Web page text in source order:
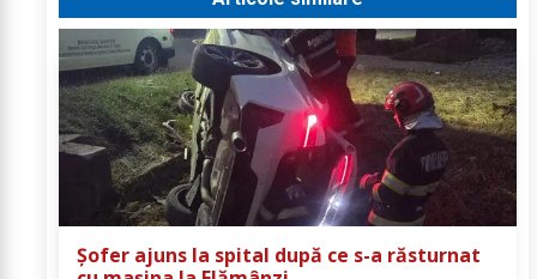
Șofer ajuns la spital după ce s-a răsturnat